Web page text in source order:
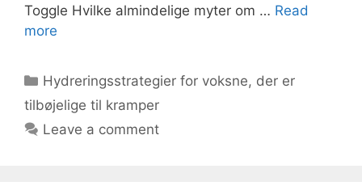
Toggle Hvilke almindelige myter om … Read
more
Categories
Hydreringsstrategier for voksne, der er
tilbøjelige til kramper
Leave a comment